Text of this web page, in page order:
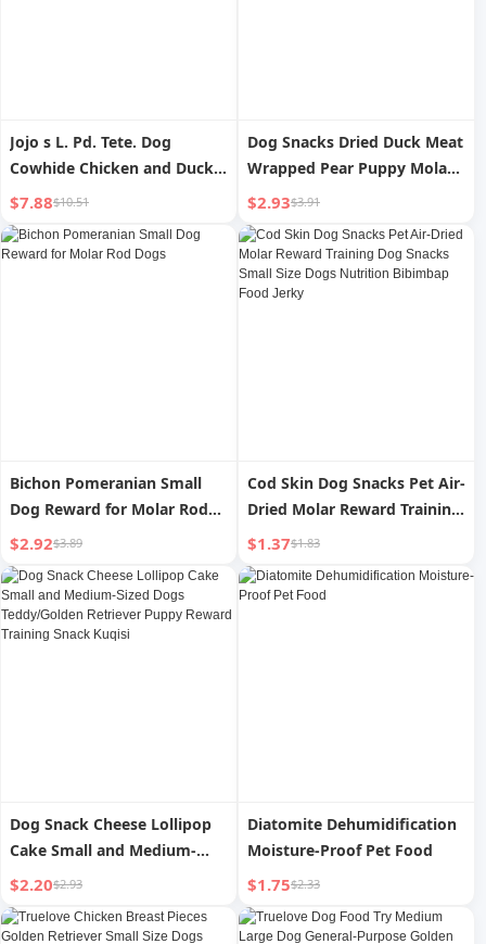
Jojo s L. Pd. Tete. Dog
Cowhide Chicken and Duck
Donut Pet Molar Rod |
Youkang
$7.88$10.51
Dog Snacks Dried Duck Meat
Wrapped Pear Puppy Molar
Rod Teddy Big and Small
Dogs Training Pet Reward
Snacks
$2.93$3.91
Bichon Pomeranian Small
Dog Reward for Molar Rod
Dogs
$2.92$3.89
Cod Skin Dog Snacks Pet Air-
Dried Molar Reward Training
Dog Snacks Small Size Dogs
Nutrition Bibimbap Food
Jerky
$1.37$1.83
Dog Snack Cheese Lollipop
Cake Small and Medium-
Sized Dogs Teddy/Golden
Retriever Puppy Reward
Training Snack Kuqisi
$2.20$2.93
Diatomite Dehumidification
Moisture-Proof Pet Food
$1.75$2.33